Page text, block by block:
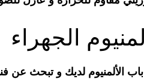
الجهراء
لديك و تبحث عن فني